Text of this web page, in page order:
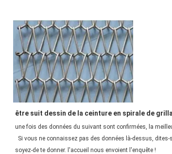
être suit dessin de la ceinture en spirale de
une fois des données du suivant sont confirmées, la
Si vous ne connaissez pas des données là-dessus,
soyez-de te donner. l'accueil nous envoient l'enquête !